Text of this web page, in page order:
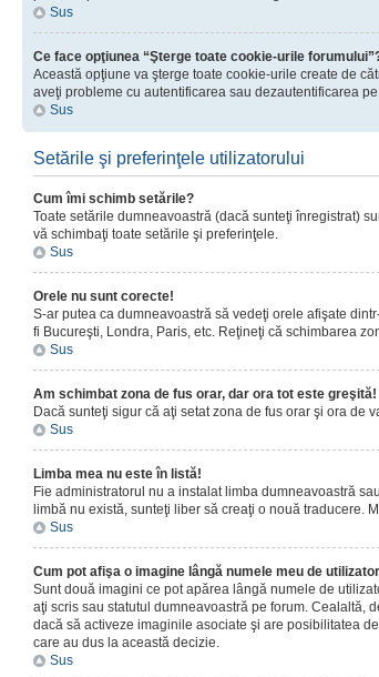
Sus
Ce face opţiunea “Şterge toate cookie-urile
Această opţiune va şterge toate cookie-urile create de
aveţi probleme cu autentificarea sau dezautentificarea
Sus
Setările şi preferinţele utilizatorului
Cum îmi schimb setările?
Toate setările dumneavoastră (dacă sunteţi înregistrat)
vă schimbaţi toate setările şi preferinţele.
Sus
Orele nu sunt corecte!
S-ar putea ca dumneavoastră să vedeţi orele afişate
fi Bucureşti, Londra, Paris, etc. Reţineţi că schimbarea
Sus
Am schimbat zona de fus orar, dar ora tot este greşită!
Dacă sunteţi sigur că aţi setat zona de fus orar şi ora de
Sus
Limba mea nu este în listă!
Fie administratorul nu a instalat limba dumneavoastră
limbă nu există, sunteţi liber să creaţi o nouă traducere.
Sus
Cum pot afişa o imagine lângă numele meu de
Sunt două imagini ce pot apărea lângă numele de
aţi scris sau statutul dumneavoastră pe forum. Cealaltă,
dacă să activeze imaginile asociate şi are posibilitatea
care au dus la această decizie.
Sus